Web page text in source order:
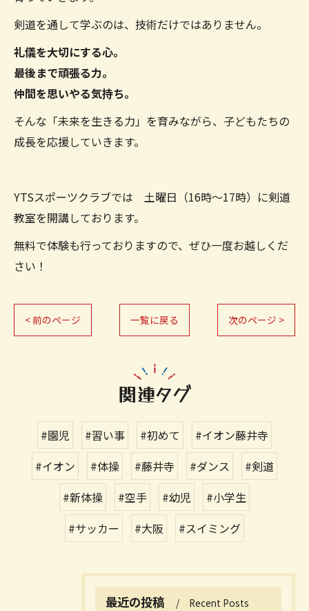
剣道を通して学ぶのは、技術だけではありません。
礼儀を大切にする心。
最後まで頑張る力。
仲間を思いやる気持ち。
そんな「未来を生きる力」を育みながら、子どもたちの
成長を応援していきます。
YTSスポーツクラブでは 土曜日（16時～17時）に剣道
教室を開講しております。
無料で体験も行っておりますので、ぜひ一度お越しくだ
さい！
< 前のページ 一覧に戻る 次のページ >
関連タグ
#園児 #習い事 #初めて
#イオン藤井寺
#イオン
#体操 #藤井寺 #ダンス
#剣道
#新体操
#空手 #幼児
#小学生
#サッカー
#大阪 #スイミング
最近の投稿 Recent Posts